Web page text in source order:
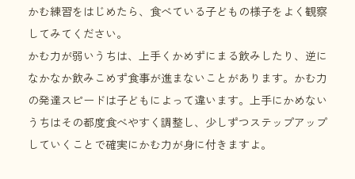
かむ練習をはじめたら、食べている子どもの様子をよく観察
してみてください。
かむ力が弱いうちは、上手くかめずにまる飲みしたり、逆に
なかなか飲みこめず食事が進まないことがあります。かむ力
の発達スピードは子どもによって違います。上手にかめない
うちはその都度食べやすく調整し、少しずつステップアップ
していくことで確実にかむ力が身に付きますよ。